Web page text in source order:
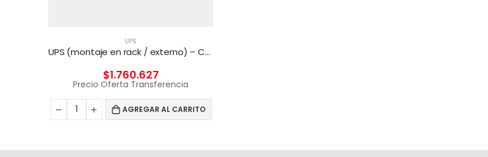
UPS
UPS (montaje en rack / externo) – CA 220/230/240 V – 2000 vatios – 3000 VA
$1.760.627
Precio Oferta Transferencia
AGREGAR AL CARRITO